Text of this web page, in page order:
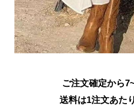
ご注文確定から
送料は1注文あたり